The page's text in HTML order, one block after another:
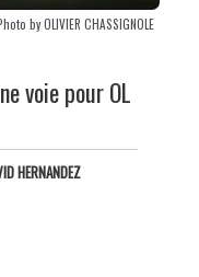
by OLIVIER CHASSIGNOLE
voie pour OL
HERNANDEZ